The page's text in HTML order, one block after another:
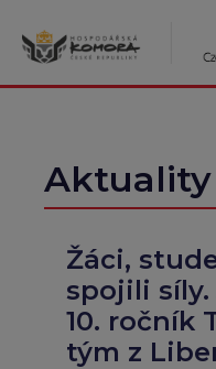
obsah
Aktuality
Žáci,
spojili
10. ročník
tým z